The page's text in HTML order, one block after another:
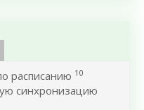
расписанию 10
синхронизацию